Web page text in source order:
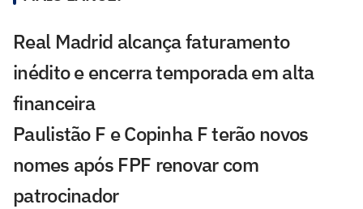
Real Madrid alcança faturamento
inédito e encerra temporada em alta
financeira
Paulistão F e Copinha F terão novos
nomes após FPF renovar com
patrocinador